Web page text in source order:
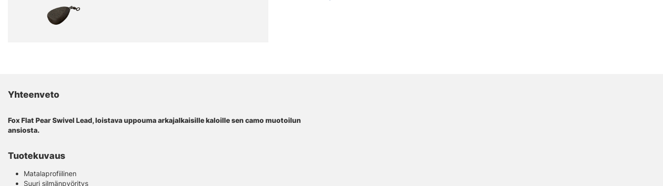
Yhteenveto
Fox Flat Pear Swivel Lead, loistava uppouma arkajalkaisille kaloille sen camo muotoilun
ansiosta.
Tuotekuvaus
Matalaprofiilinen
Suuri silmänpyöritys